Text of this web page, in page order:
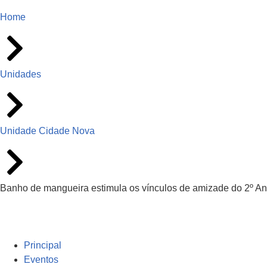
Home
Unidades
Unidade Cidade Nova
Banho de mangueira estimula os vínculos de amizade do 2º
Principal
Eventos